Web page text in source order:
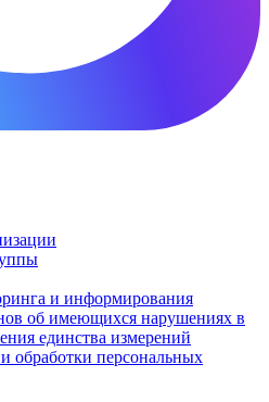
и информирования
об имеющихся нарушениях в
единства измерений
обработки персональных